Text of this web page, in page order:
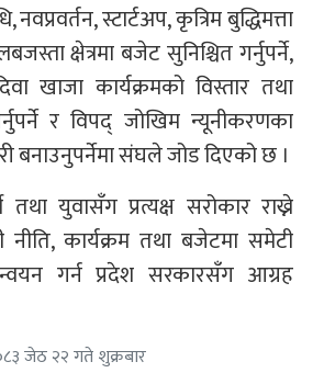
नवप्रवर्तन, स्टार्टअप, कृत्रिम बुद्धिमत्ता
क्षेत्रमा बजेट सुनिश्चित गर्नुपर्ने,
खाजा कार्यक्रमको विस्तार तथा
र विपद् जोखिम न्यूनीकरणका
बनाउनुपर्नेमा संघले जोड दिएको छ ।
तथा युवासँग प्रत्यक्ष सरोकार राख्ने
कार्यक्रम तथा बजेटमा समेटी
गर्न प्रदेश सरकारसँग आग्रह
जेठ २२ गते शुक्रबार